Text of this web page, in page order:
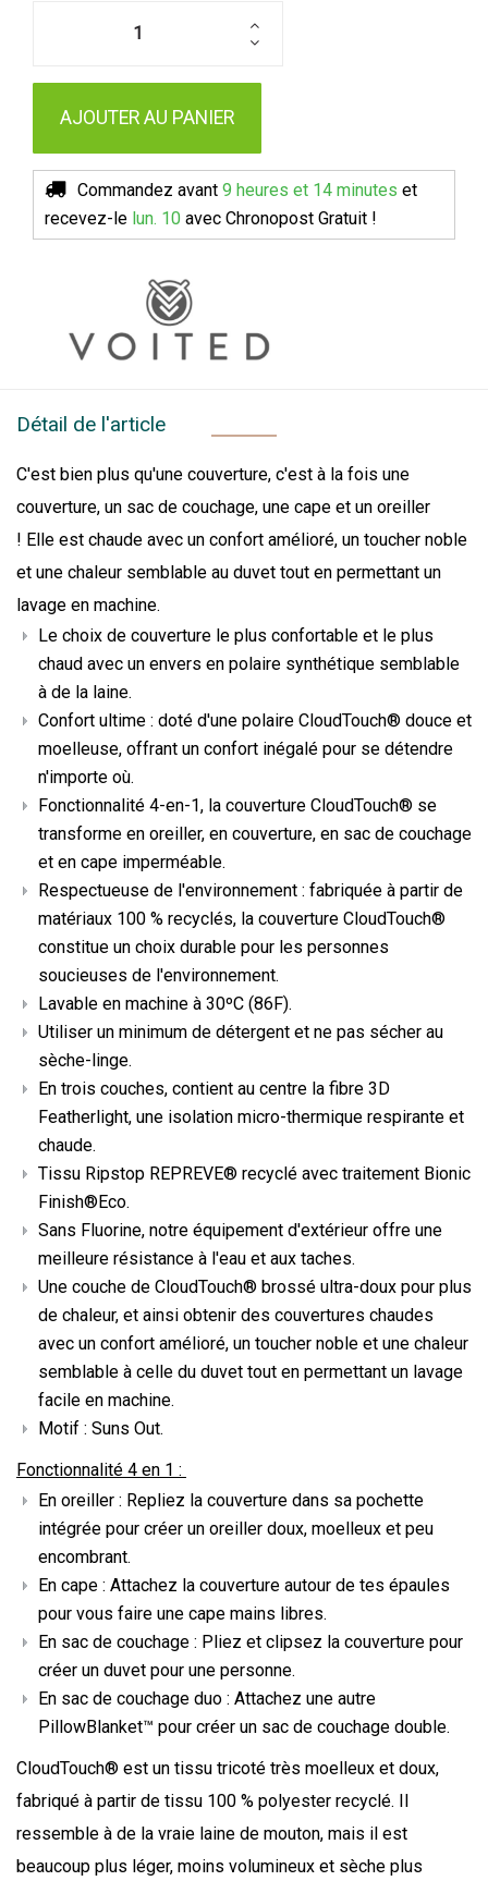
AJOUTER AU PANIER
Commandez avant 9 heures et 14 minutes et
recevez-le lun. 10 avec Chronopost Gratuit !
Détail de l'article
C'est bien plus qu'une couverture, c'est à la fois une
couverture, un sac de couchage, une cape et un oreiller
! Elle est chaude avec un confort amélioré, un toucher noble
et une chaleur semblable au duvet tout en permettant un
lavage en machine.
Le choix de couverture le plus confortable et le plus
chaud avec un envers en polaire synthétique semblable
à de la laine.
Confort ultime : doté d'une polaire CloudTouch® douce et
moelleuse, offrant un confort inégalé pour se détendre
n'importe où.
Fonctionnalité 4-en-1, la couverture CloudTouch® se
transforme en oreiller, en couverture, en sac de couchage
et en cape imperméable.
Respectueuse de l'environnement : fabriquée à partir de
matériaux 100 % recyclés, la couverture CloudTouch®
constitue un choix durable pour les personnes
soucieuses de l'environnement.
Lavable en machine à 30ºC (86F).
Utiliser un minimum de détergent et ne pas sécher au
sèche-linge.
En trois couches, contient au centre la fibre 3D
Featherlight, une isolation micro-thermique respirante et
chaude.
Tissu Ripstop REPREVE® recyclé avec traitement Bionic
Finish®Eco.
Sans Fluorine, notre équipement d'extérieur offre une
meilleure résistance à l'eau et aux taches.
Une couche de CloudTouch® brossé ultra-doux pour plus
de chaleur, et ainsi obtenir des couvertures chaudes
avec un confort amélioré, un toucher noble et une chaleur
semblable à celle du duvet tout en permettant un lavage
facile en machine.
Motif : Suns Out.
Fonctionnalité 4 en 1 :
En oreiller : Repliez la couverture dans sa pochette
intégrée pour créer un oreiller doux, moelleux et peu
encombrant.
En cape : Attachez la couverture autour de tes épaules
pour vous faire une cape mains libres.
En sac de couchage : Pliez et clipsez la couverture pour
créer un duvet pour une personne.
En sac de couchage duo : Attachez une autre
PillowBlanket™ pour créer un sac de couchage double.
CloudTouch® est un tissu tricoté très moelleux et doux,
fabriqué à partir de tissu 100 % polyester recyclé. Il
ressemble à de la vraie laine de mouton, mais il est
beaucoup plus léger, moins volumineux et sèche plus